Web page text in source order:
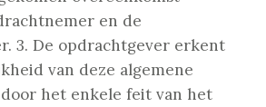
en de
3. De opdrachtgever erkent
van deze algemene
het enkele feit van het